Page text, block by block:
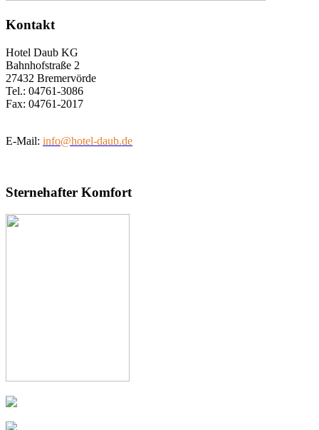
Kontakt
Hotel Daub KG
Bahnhofstraße 2
27432 Bremervörde
Tel.: 04761-3086
Fax: 04761-2017
E-Mail: info@hotel-daub.de
Sternehafter Komfort